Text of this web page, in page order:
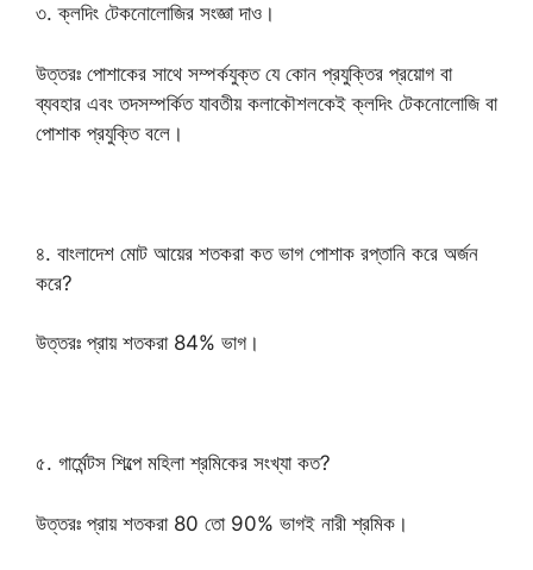
৩. ক্লদিং টেকনোলোজির সংজ্ঞা দাও।
উত্তরঃ পোশাকের সাথে সম্পর্কযুক্ত যে কোন প্রযুক্তির প্রয়োগ বা
ব্যবহার এবং তদসম্পর্কিত যাবতীয় কলাকৌশলকেই ক্লদিং টেকনোলোজি বা
পোশাক প্রযুক্তি বলে।
৪. বাংলাদেশ মোট আয়ের শতকরা কত ভাগ পোশাক রপ্তানি করে অর্জন
করে?
উত্তরঃ প্রায় শতকরা 84% ভাগ।
৫. গার্মেন্টস শিল্পে মহিলা শ্রমিকের সংখ্যা কত?
উত্তরঃ প্রায় শতকরা 80 তো 90% ভাগই নারী শ্রমিক।